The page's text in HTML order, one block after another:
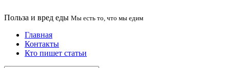
Польза и вред еды Мы есть то, что мы едим
Главная
Контакты
Кто пишет статьи